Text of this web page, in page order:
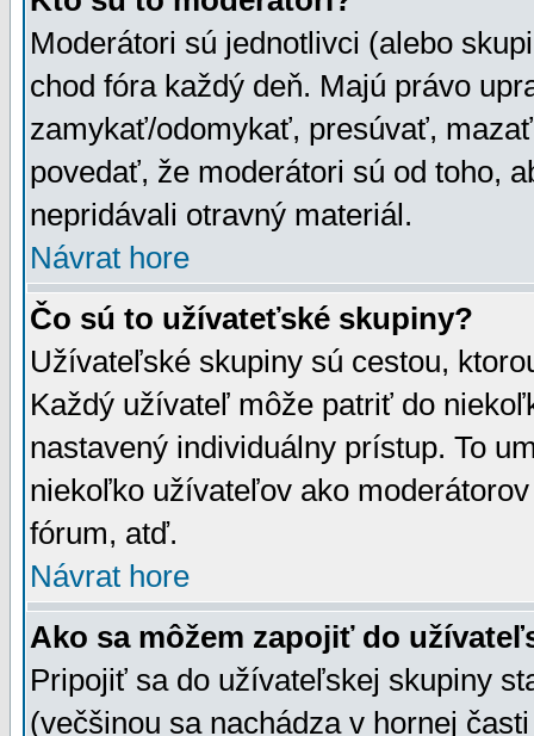
Moderátori sú jednotlivci (alebo
chod fóra každý deň. Majú právo
zamykať/odomykať, presúvať,
povedať, že moderátori sú od toho,
nepridávali otravný materiál.
Návrat hore
Čo sú to užívateťské skupiny?
Užívateľské skupiny sú cestou,
Každý užívateľ môže patriť do
nastavený individuálny prístup. To
niekoľko užívateľov ako
fórum, atď.
Návrat hore
Ako sa môžem zapojiť do
Pripojiť sa do užívateľskej skupiny
(večšinou sa nachádza v hornej